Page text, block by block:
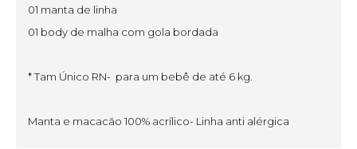
01 manta de linha
01 body de malha com gola bordada
* Tam Único RN- para um bebê de até 6 kg.
Manta e macacão 100% acrílico- Linha anti alérgica